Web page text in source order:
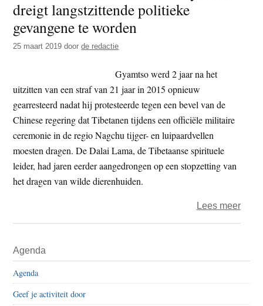
t
e
e
s
i
dreigt langstzittende politieke
gevangene te worden
25 maart 2019 doorde redactie
Gyamtso werd 2 jaar na het
uitzitten van een straf van 21 jaar in 2015 opnieuw
gearresteerd nadat hij protesteerde tegen een bevel van de
Chinese regering dat Tibetanen tijdens een officiële militaire
ceremonie in de regio Nagchu tijger- en luipaardvellen
moesten dragen. De Dalai Lama, de Tibetaanse spirituele
leider, had jaren eerder aangedrongen op een stopzetting van
het dragen van wilde dierenhuiden.
Lees meerover
dreigt
Sidebar
Agenda
Agenda
Geef je activiteit door